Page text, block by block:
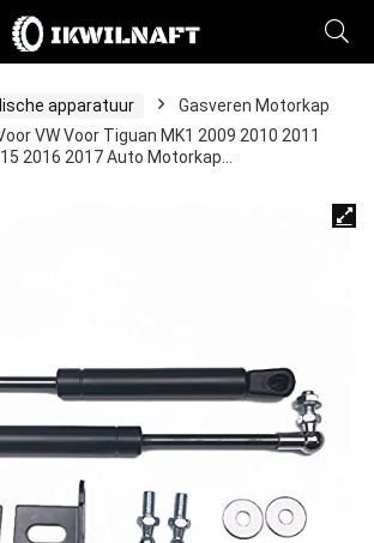
apparatuur
Gasveren Motorkap
VW Voor Tiguan MK1 2009 2010 2011
2016 2017 Auto Motorkap…